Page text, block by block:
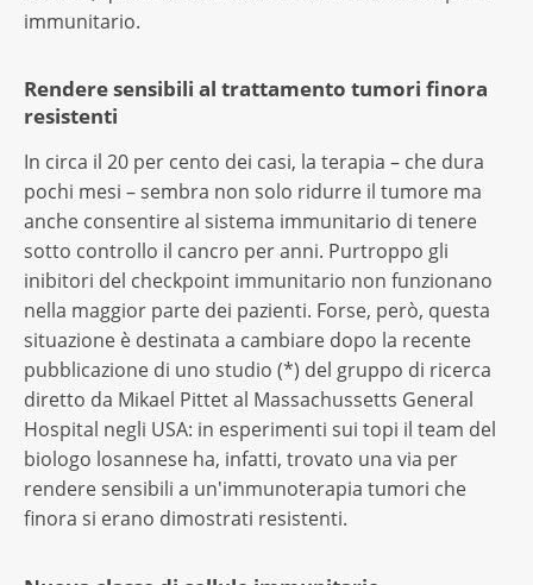
immunitario.
Rendere sensibili al trattamento tumori finora
resistenti
In circa il 20 per cento dei casi, la terapia – che dura
pochi mesi – sembra non solo ridurre il tumore ma
anche consentire al sistema immunitario di tenere
sotto controllo il cancro per anni. Purtroppo gli
inibitori del checkpoint immunitario non funzionano
nella maggior parte dei pazienti. Forse, però, questa
situazione è destinata a cambiare dopo la recente
pubblicazione di uno studio (*) del gruppo di ricerca
diretto da Mikael Pittet al Massachussetts General
Hospital negli USA: in esperimenti sui topi il team del
biologo losannese ha, infatti, trovato una via per
rendere sensibili a un'immunoterapia tumori che
finora si erano dimostrati resistenti.